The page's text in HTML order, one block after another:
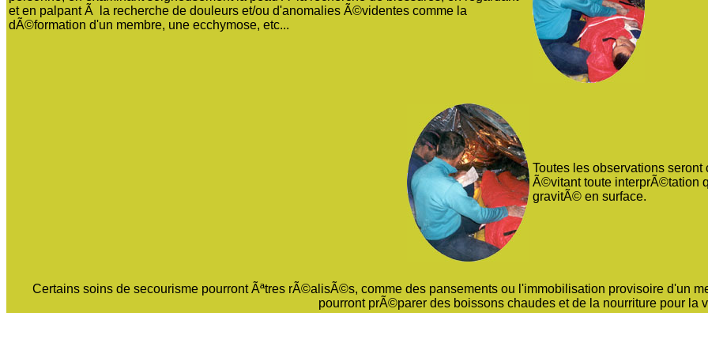
et en palpant Ã la recherche de douleurs et/ou d'anomalies Ã©videntes comme la
dÃ©formation d'un membre, une ecchymose, etc...
Toutes les observations
Ã©vitant toute interprÃ©tation
gravitÃ© en surface.
Certains soins de secourisme pourront Ãªtres rÃ©alisÃ©s, comme des pansements ou l'immobilisation provisoire d'un
pourront prÃ©parer des boissons chaudes et de la nourriture pour la